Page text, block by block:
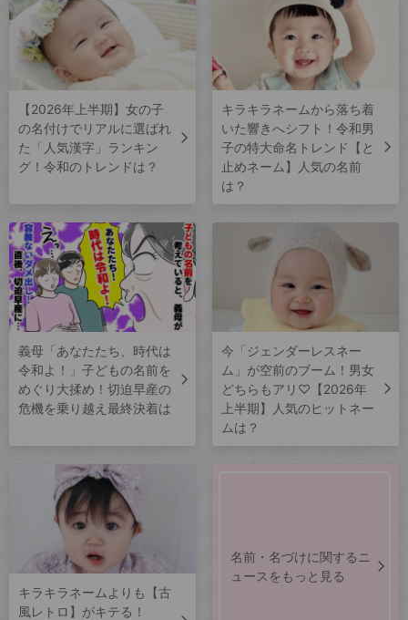
【2026年上半期】女の子
の名付けでリアルに選ばれ
た「人気漢字」ランキン
グ！令和のトレンドは？
キラキラネームから落ち着
いた響きへシフト！令和男
子の特大命名トレンド【と
止めネーム】人気の名前
は？
義母「あなたたち、時代は
令和よ！」子どもの名前を
めぐり大揉め！切迫早産の
危機を乗り越え最終決着は
今「ジェンダーレスネー
ム」が空前のブーム！男女
どちらもアリ♡【2026年
上半期】人気のヒットネー
ムは？
キラキラネームよりも【古
風レトロ】がキテる！
名前・名づけに関するニ
ュースをもっと見る